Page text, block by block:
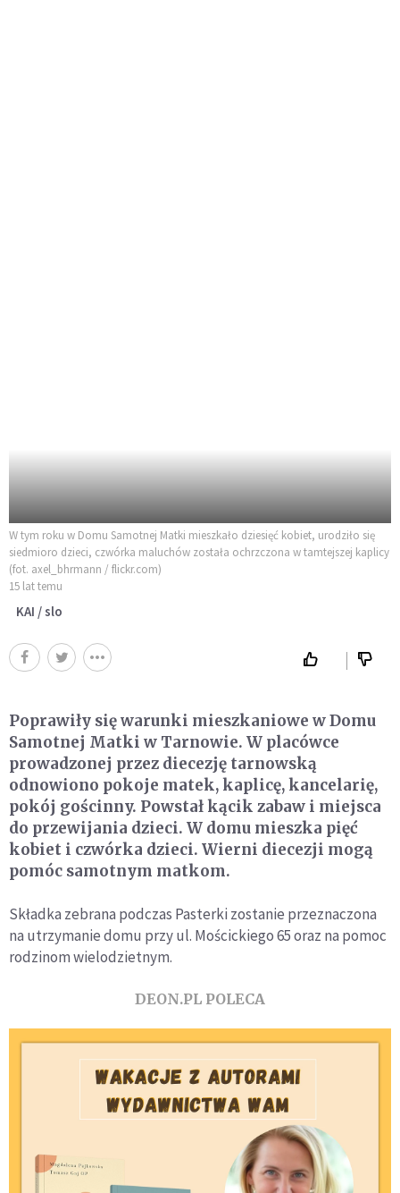
W tym roku w Domu Samotnej Matki mieszkało dziesięć kobiet, urodziło się
siedmioro dzieci, czwórka maluchów została ochrzczona w tamtejszej kaplicy
(fot. axel_bhrmann / flickr.com)
15 lat temu
KAI / slo
Poprawiły się warunki mieszkaniowe w Domu
Samotnej Matki w Tarnowie. W placówce
prowadzonej przez diecezję tarnowską
odnowiono pokoje matek, kaplicę, kancelarię,
pokój gościnny. Powstał kącik zabaw i miejsca
do przewijania dzieci. W domu mieszka pięć
kobiet i czwórka dzieci. Wierni diecezji mogą
pomóc samotnym matkom.
Składka zebrana podczas Pasterki zostanie przeznaczona
na utrzymanie domu przy ul. Mościckiego 65 oraz na pomoc
rodzinom wielodzietnym.
DEON.PL POLECA